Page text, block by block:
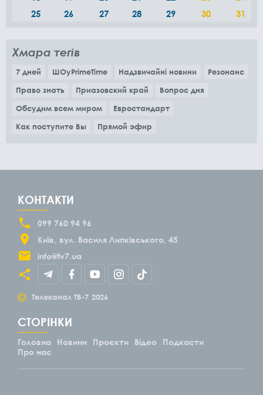
25
26 27 28 29 30 31
Хмара тегів
7 дней ШОуPrimeTime Надзвичайні новини
Резонанс
Право знать
Приазовский край
Вопрос дня
Обсудим всем миром
Евростандарт
Как поступите Вы
Прямой эфир
КОНТАКТИ
099 760 94 96
Київ
вул. Василя Липківського, 45
info@tv7.ua
© Телеканал ТВ-7 2026
СТОРІНКИ
Головна Новини Проєкти Відео
Подкасти
Про нас